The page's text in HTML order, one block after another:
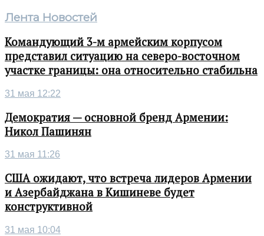
Лента Новостей
Командующий 3-м армейским корпусом
представил ситуацию на северо-восточном
участке границы: она относительно стабильна
31 мая 12:22
Демократия — основной бренд Армении:
Никол Пашинян
31 мая 11:26
США ожидают, что встреча лидеров Армении
и Азербайджана в Кишиневе будет
конструктивной
31 мая 10:04